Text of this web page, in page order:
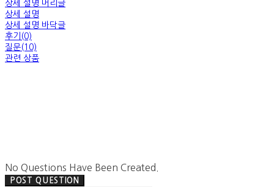
상세 설명 머리글
상세 설명
상세 설명 바닥글
후기(0)
질문(10)
관련 상품
No Questions Have Been Created.
POST QUESTION